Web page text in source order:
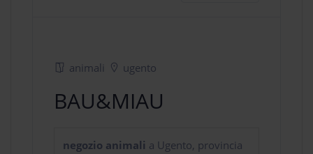
animali ugento
BAU&MIAU
negozio animali a Ugento, provincia